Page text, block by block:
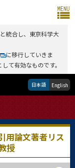
統合し、東京科学大
に移行していきま
て有効なものです。
日本語 English
用論文著者リス
授